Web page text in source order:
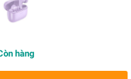
hàng